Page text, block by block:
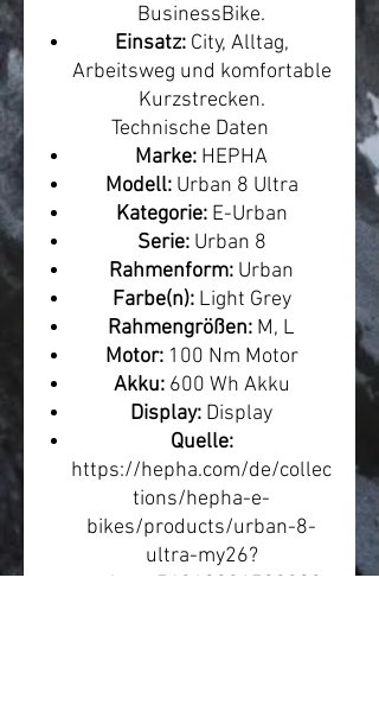
BusinessBike.
Einsatz:City, Alltag,
Arbeitsweg und komfortable
Kurzstrecken.
Technische Daten
Marke: HEPHA
Modell:Urban 8 Ultra
Kategorie:E-Urban
Serie:Urban 8
Rahmenform: Urban
Farbe(n):Light Grey
Rahmengrößen: M, L
Motor:100 Nm Motor
Akku:600 Wh Akku
Display: Display
Quelle:
https://hepha.com/de/collec
tions/hepha-e-
bikes/products/urban-8-
ultra-my26?
variant=54319084503308